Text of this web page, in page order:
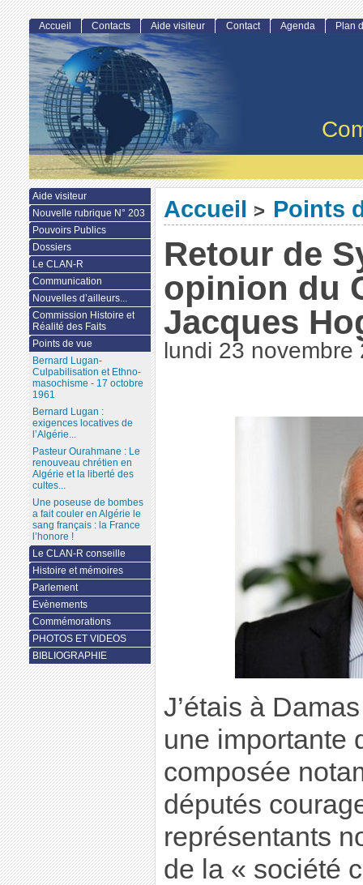
Accueil > Points
Retour de
opinion du
Jacques
lundi 23 novembre
J’étais à
une importante
composée
députés
représentants
de la « société
Accueil Contacts Aide visiteur Contact Agenda Plan
Aide visiteur
Nouvelle rubrique N° 203
Pouvoirs Publics
Dossiers
Le CLAN-R
Communication
Nouvelles d’ailleurs...
Commission Histoire et
Réalité des Faits
Points de vue
Bernard Lugan-
Culpabilisation et Ethno-
masochisme - 17 octobre
1961
Bernard Lugan :
exigences locatives de
l’Algérie...
Pasteur Ourahmane : Le
renouveau chrétien en
Algérie et la liberté des
cultes...
Une poseuse de bombes
a fait couler en Algérie le
sang français : la France
l’honore !
Le CLAN-R conseille
Histoire et mémoires
Parlement
Evènements
Commémorations
PHOTOS ET VIDEOS
BIBLIOGRAPHIE